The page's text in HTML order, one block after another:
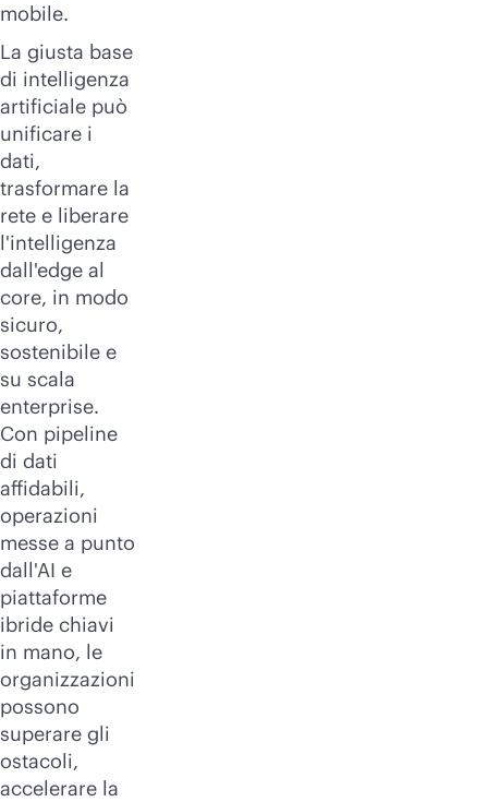
mobile.
La giusta base
di intelligenza
artificiale può
unificare i
dati,
trasformare la
rete e liberare
l'intelligenza
dall'edge al
core, in modo
sicuro,
sostenibile e
su scala
enterprise.
Con pipeline
di dati
affidabili,
operazioni
messe a punto
dall'AI e
piattaforme
ibride chiavi
in mano, le
organizzazioni
possono
superare gli
ostacoli,
accelerare la